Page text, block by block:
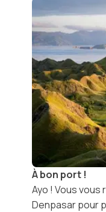
À bon port !
Ayo ! Vous vous
Denpasar pour